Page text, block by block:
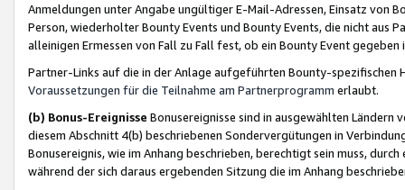
Anmeldungen unter Angabe ungültiger E-Mail-Adressen, Einsatz von
Person, wiederholter Bounty Events und Bounty Events, die nicht
alleinigen Ermessen von Fall zu Fall fest, ob ein Bounty Event
Partner-Links auf die in der Anlage aufgeführten Bounty-spezifischen
Voraussetzungen für die Teilnahme am Partnerprogramm erlaubt.
(b) Bonus-Ereignisse Bonusereignisse sind in ausgewählten Ländern
diesem Abschnitt 4(b) beschriebenen Sondervergütungen in
Bonusereignis, wie im Anhang beschrieben, berechtigt sein muss,
während der sich daraus ergebenden Sitzung die im Anhang